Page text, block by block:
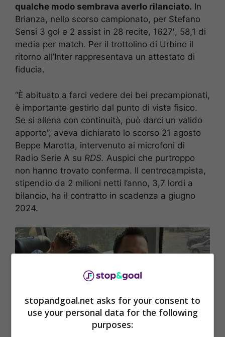
qualche modo sembrava averlo rilanciato. In
Brianza, nello scorso campionato, per Stefano
Sensi 3 gol e 2 assist in 28 recite, 1627′, 58,1 di
media per match. Per il trottolino di Urbino il
ritorno all’Inter rappresentava un attestato di
fiducia.
“È abituato a farci vedere dei bei precampionati,
è importante gestirlo dal punto di vista fisico.
Se si allena con continuità, può darci un valido
apporto”, aveva dichiarato lo scorso 21 agosto
Beppe Marotta, intervenuto ai microfoni di
Radio Serie A su RDS. Auspici che purtroppo
non hanno trovato conferma. Il centrocampista,
stipendio da 2 milioni netti l’anno, 3,7 lordi a
bilancio, ha il contratto in scadenza a giugno
2024.
stopandgoal.net asks for your consent to
use your personal data for the following
purposes: